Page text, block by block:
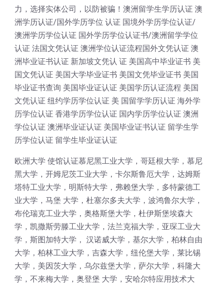
力，选择实体公司，以防被骗！澳洲留学生学历认证 澳
洲学历认证/国外学历学位 认证 国境外学历学位认证/
澳洲学历学位认证 国外学历学位认证书/澳洲留学学位
认证 法国文凭认证 澳洲学位认证流程国外文凭认证 澳
洲毕业证书认证 新加坡文凭认 证 美国高中毕业证书 美
国文凭认证 美国大学毕业证书 美国文凭毕业证书 美国
毕业证书查询 美国毕业证认证 美国学历认证流程 美国
文凭认证 纽约学历学位认证 美 国留学学历认证 海外学
历学位认证 香港学历学位认证 国内学历学位认证 澳洲
学位认证 澳洲毕业证认证 美国毕业证书认证 留学生学
历学位认证 留学生毕业证认证
欧洲大学 使馆认证慕尼黑工业大学，哥廷根大学，慕尼
黑大学，开姆尼茨工业大学，卡尔斯鲁厄大学，达姆斯
塔特工业大学，明斯特大学，弗赖堡大学，多特蒙德工
业大学，马堡 大学，杜塞尔多夫大学，波鸿鲁尔大学，
布伦瑞克工业大学，奥格斯堡大学，杜伊斯堡埃森大
学，凯撒斯劳滕工业大学，法兰克福大学，亚琛工业大
学，斯图加特大学， 汉诺威大学，基尔大学，柏林自由
大学，柏林工业大学，吉森大学，纽伦堡大学，莱比锡
大学，美因茨大学，乌尔兹堡大学，萨尔大学，科隆大
学，不来梅大学，奥登堡 大学，安哈尔特应用技术大